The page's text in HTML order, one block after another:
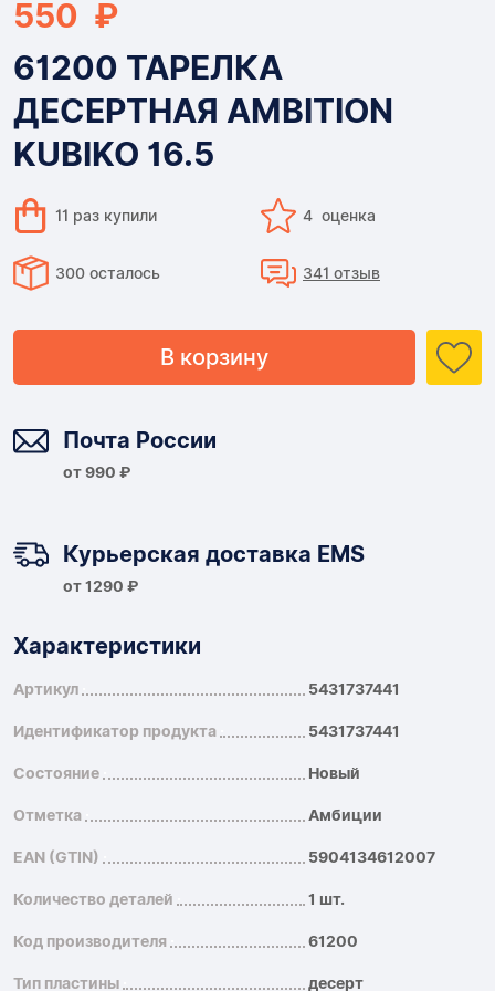
550 ₽
61200 ТАРЕЛКА
ДЕСЕРТНАЯ AMBITION
KUBIKO 16.5
11 раз купили 4 оценка
300 осталось 341 отзыв
В корзину
Почта России
от 990 ₽
Курьерская доставка EMS
от 1290 ₽
Характеристики
Артикул 5431737441
Идентификатор продукта 5431737441
Состояние Новый
Отметка Амбиции
EAN (GTIN) 5904134612007
Количество деталей 1 шт.
Код производителя 61200
Тип пластины десерт